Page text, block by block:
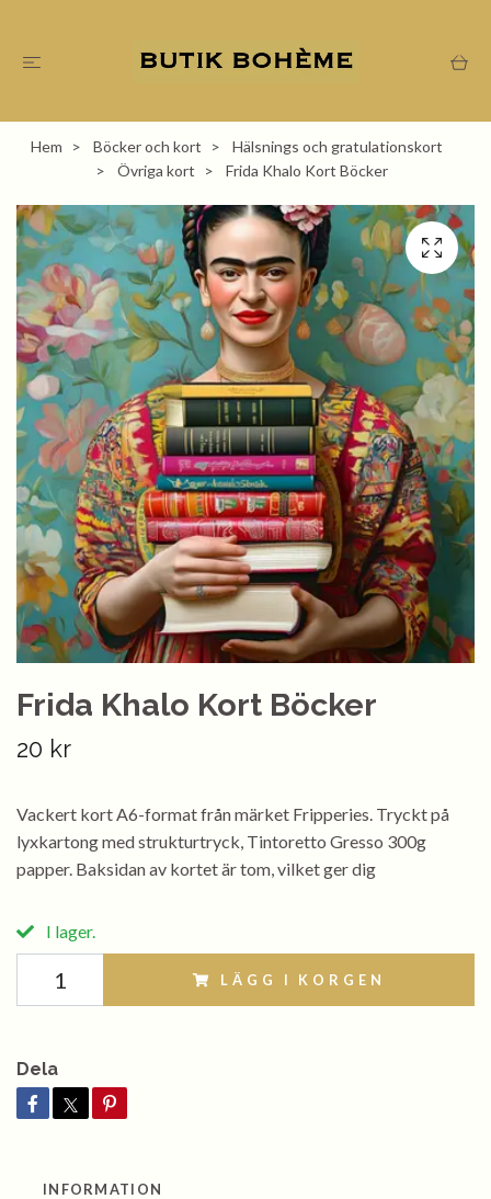
Hem Böcker och kort
Hälsnings och gratulationskort
Övriga kort
Frida Khalo Kort Böcker
Frida Khalo Kort Böcker
20 kr
Vackert kort A6-format från märket Fripperies. Tryckt på
lyxkartong med strukturtryck, Tintoretto Gresso 300g
papper. Baksidan av kortet är tom, vilket ger dig
I lager.
LÄGG I KORGEN
Dela
INFORMATION